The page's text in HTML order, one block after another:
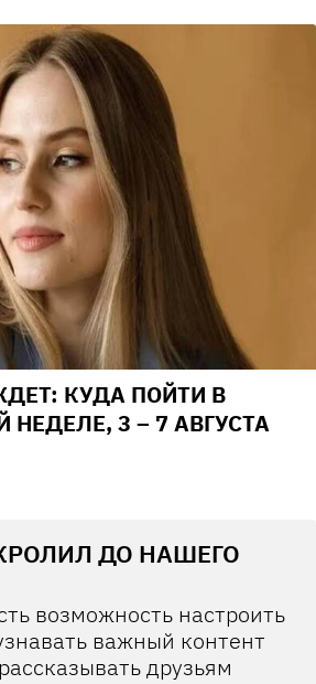
КУДА ПОЙТИ В
НЕДЕЛЕ, 3 – 7 АВГУСТА
ДО НАШЕГО
возможность настроить
важный контент
друзьям